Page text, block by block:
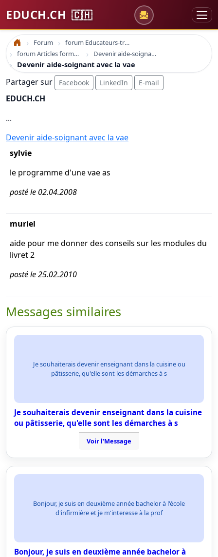
EDUCH.CH 🇨🇭
Accueil Forum
forum Educateurs-trices sociaux
forum Articles formation education
Devenir aide-soignant avec la vae
Devenir aide-soignant avec la vae
Partager sur Facebook LinkedIn E-mail
EDUCH.CH
...
Devenir aide-soignant avec la vae
sylvie
le programme d'une vae as
posté le 02.04.2008
muriel
aide pour me donner des conseils sur les modules du
livret 2
posté le 25.02.2010
Messages similaires
Je souhaiterais devenir enseignant dans la cuisine ou
pâtisserie, qu'elle sont les démarches à s
Je souhaiterais devenir enseignant dans la cuisine
ou pâtisserie, qu'elle sont les démarches à s
Voir l'Message
Bonjour, je suis en deuxième année bachelor à l'école
d'infirmière et je m'interesse à la prof
Bonjour, je suis en deuxième année bachelor à